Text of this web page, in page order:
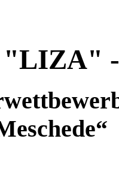
"LIZA" -